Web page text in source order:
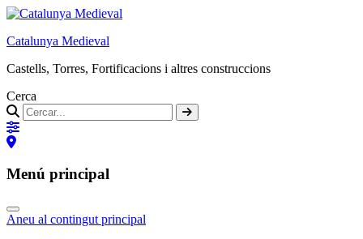
Catalunya Medieval
Castells, Torres, Fortificacions i altres construccions
Cerca
Menú principal
Aneu al contingut principal